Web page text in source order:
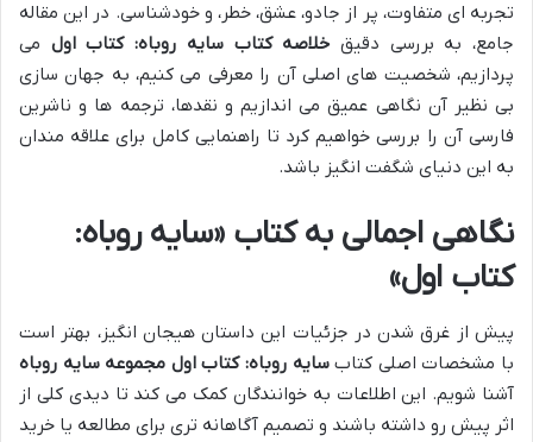
تجربه ای متفاوت، پر از جادو، عشق، خطر، و خودشناسی. در این مقاله
جامع، به بررسی دقیق خلاصه کتاب سایه روباه: کتاب اول می
پردازیم، شخصیت های اصلی آن را معرفی می کنیم، به جهان سازی
بی نظیر آن نگاهی عمیق می اندازیم و نقدها، ترجمه ها و ناشرین
فارسی آن را بررسی خواهیم کرد تا راهنمایی کامل برای علاقه مندان
به این دنیای شگفت انگیز باشد.
نگاهی اجمالی به کتاب «سایه روباه:
کتاب اول»
پیش از غرق شدن در جزئیات این داستان هیجان انگیز، بهتر است
با مشخصات اصلی کتابسایه روباه: کتاب اول مجموعه سایه روباه
آشنا شویم. این اطلاعات به خوانندگان کمک می کند تا دیدی کلی از
اثر پیش رو داشته باشند و تصمیم آگاهانه تری برای مطالعه یا خرید